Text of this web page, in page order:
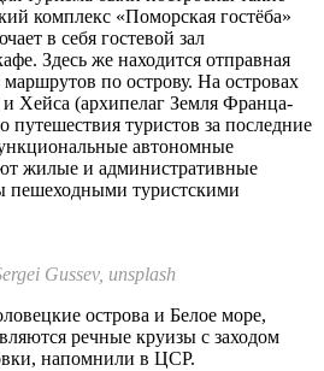
комплекс «Поморская гостёба»
в себя гостевой зал
Здесь же находится отправная
маршрутов по острову. На островах
Хейса (архипелаг Земля Франца-
туристов за последние
автономные
жилые и административные
пешеходными туристскими
Gussev, unsplash
острова и Белое море,
речные круизы с заходом
напомнили в ЦСР.